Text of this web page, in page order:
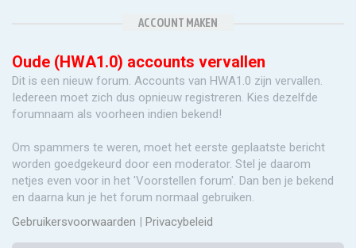
ACCOUNT MAKEN
Oude (HWA1.0) accounts vervallen
Dit is een nieuw forum. Accounts van HWA1.0 zijn vervallen.
Iedereen moet zich dus opnieuw registreren. Kies dezelfde
forumnaam als voorheen indien bekend!
Om spammers te weren, moet het eerste geplaatste bericht
worden goedgekeurd door een moderator. Stel je daarom
netjes even voor in het 'Voorstellen forum'. Dan ben je bekend
en daarna kun je het forum normaal gebruiken.
Gebruikersvoorwaarden | Privacybeleid